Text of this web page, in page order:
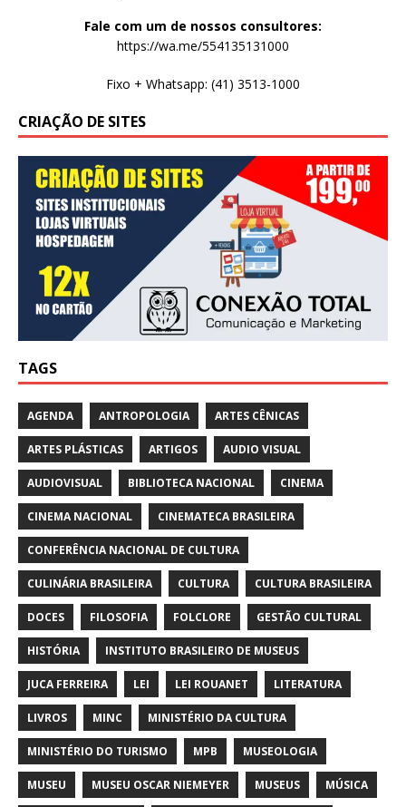
Fale com um de nossos consultores:
https://wa.me/554135131000
Fixo + Whatsapp: (41) 3513-1000
CRIAÇÃO DE SITES
TAGS
AGENDA ANTROPOLOGIA ARTES CÊNICAS
ARTES PLÁSTICAS ARTIGOS AUDIO VISUAL
AUDIOVISUAL BIBLIOTECA NACIONAL CINEMA
CINEMA NACIONAL CINEMATECA BRASILEIRA
CONFERÊNCIA NACIONAL DE CULTURA
CULINÁRIA BRASILEIRA CULTURA CULTURA BRASILEIRA
DOCES FILOSOFIA FOLCLORE GESTÃO CULTURAL
HISTÓRIA INSTITUTO BRASILEIRO DE MUSEUS
JUCA FERREIRA LEI LEI ROUANET LITERATURA
LIVROS MINC MINISTÉRIO DA CULTURA
MINISTÉRIO DO TURISMO MPB MUSEOLOGIA
MUSEU MUSEU OSCAR NIEMEYER MUSEUS MÚSICA